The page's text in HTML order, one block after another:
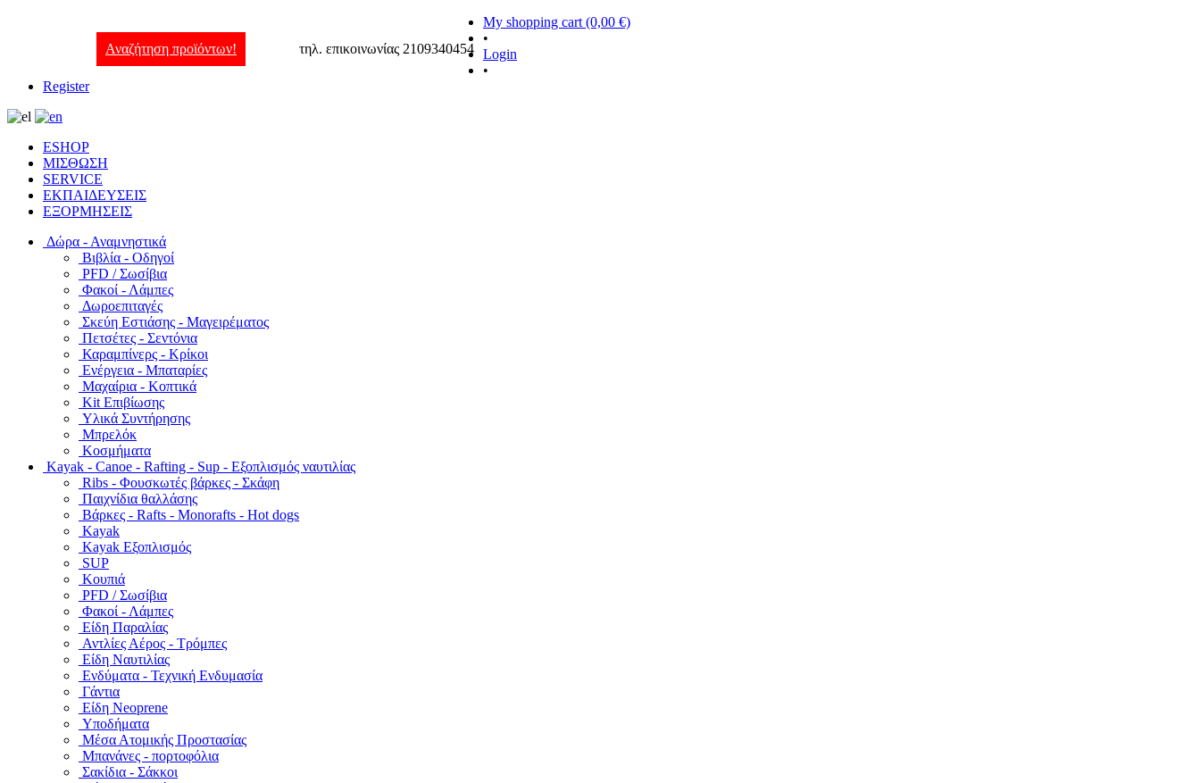
Αναζήτηση προϊόντων! τηλ. επικοινωνίας 2109340454
My shopping cart (0,00 €)
•
Login
•
Register
ESHOP
ΜΙΣΘΩΣΗ
SERVICE
ΕΚΠΑΙΔΕΥΣΕΙΣ
ΕΞΟΡΜΗΣΕΙΣ
Δώρα - Αναμνηστικά
Βιβλία - Οδηγοί
PFD / Σωσίβια
Φακοί - Λάμπες
Δωροεπιταγές
Σκεύη Εστιάσης - Μαγειρέματος
Πετσέτες - Σεντόνια
Καραμπίνερς - Κρίκοι
Ενέργεια - Μπαταρίες
Μαχαίρια - Κοπτικά
Kit Επιβίωσης
Υλικά Συντήρησης
Μπρελόκ
Κοσμήματα
Kayak - Canoe - Rafting - Sup - Εξοπλισμός ναυτιλίας
Ribs - Φουσκωτές βάρκες - Σκάφη
Παιχνίδια θαλλάσης
Βάρκες - Rafts - Monorafts - Hot dogs
Kayak
Kayak Εξοπλισμός
SUP
Κουπιά
PFD / Σωσίβια
Φακοί - Λάμπες
Είδη Παραλίας
Αντλίες Αέρος - Τρόμπες
Είδη Ναυτιλίας
Ενδύματα - Τεχνική Ενδυμασία
Γάντια
Είδη Neoprene
Υποδήματα
Μέσα Ατομικής Προστασίας
Μπανάνες - πορτοφόλια
Σακίδια - Σάκκοι